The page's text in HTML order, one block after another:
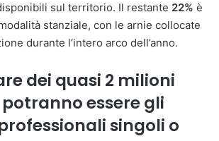
sul territorio. Il restante 22% è
stanziale, con le arnie collocate
durante l’intero arco dell’anno.
dei quasi 2 milioni
potranno essere gli
singoli o